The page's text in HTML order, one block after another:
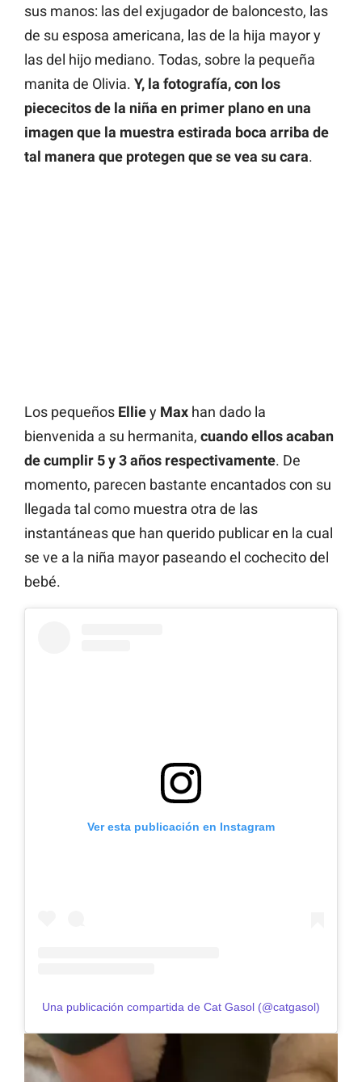
sus manos: las del exjugador de baloncesto, las
de su esposa americana, las de la hija mayor y
las del hijo mediano. Todas, sobre la pequeña
manita de Olivia. Y, la fotografía, con los
piececitos de la niña en primer plano en una
imagen que la muestra estirada boca arriba de
tal manera que protegen que se vea su cara.
Los pequeños Elliey Max han dado la
bienvenida a su hermanita, cuando ellos acaban
de cumplir 5 y 3 años respectivamente. De
momento, parecen bastante encantados con su
llegada tal como muestra otra de las
instantáneas que han querido publicar en la cual
se ve a la niña mayor paseando el cochecito del
bebé.
Ver esta publicación en Instagram
Una publicación compartida de Cat Gasol (@catgasol)